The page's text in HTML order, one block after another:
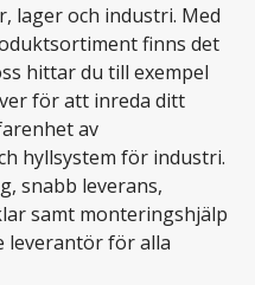
lager och industri. Med
finns det
hittar du till exempel
för att inreda ditt
av
hyllsystem för industri.
snabb leverans,
samt monteringshjälp
leverantör för alla